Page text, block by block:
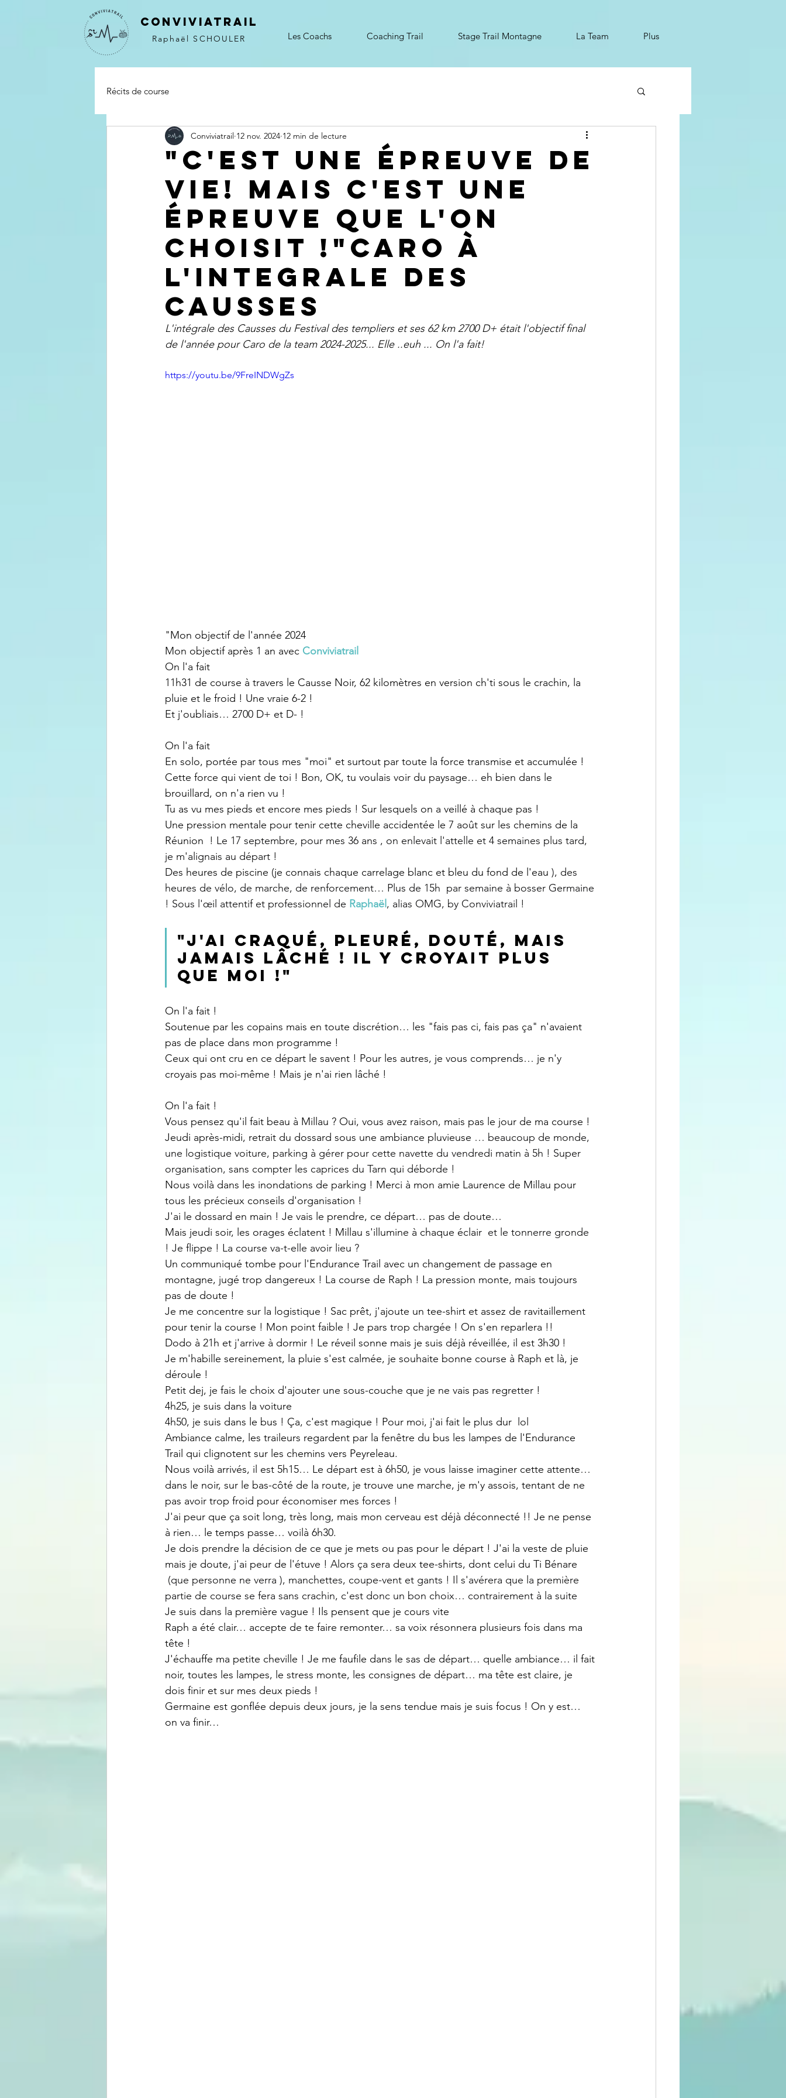
CONVIVIATRAIL
Raphaël SCHOULER Les Coachs Coaching Trail Stage Trail Montagne La Team Plus
Récits de course
"C'est une épreuve de
vie! Mais c'est une
épreuve que l'on
choisit !"caro à
l'integrale des
causses
Conviviatrail 12 nov. 2024 12 min de lecture
L'intégrale des Causses du Festival des templiers et ses 62 km 2700 D+ était l'objectif final
de l'année pour Caro de la team 2024-2025... Elle ..euh ... On l'a fait!
https://youtu.be/9FreINDWgZs
"Mon objectif de l'année 2024
Mon objectif après 1 an avec Conviviatrail
On l'a fait
11h31 de course à travers le Causse Noir, 62 kilomètres en version ch'ti sous le crachin, la
pluie et le froid ! Une vraie 6-2 !
Et j'oubliais… 2700 D+ et D- !
On l'a fait
En solo, portée par tous mes "moi" et surtout par toute la force transmise et accumulée !
Cette force qui vient de toi ! Bon, OK, tu voulais voir du paysage… eh bien dans le
brouillard, on n'a rien vu !
Tu as vu mes pieds et encore mes pieds ! Sur lesquels on a veillé à chaque pas !
Une pression mentale pour tenir cette cheville accidentée le 7 août sur les chemins de la
Réunion ! Le 17 septembre, pour mes 36 ans , on enlevait l'attelle et 4 semaines plus tard,
je m'alignais au départ !
Des heures de piscine (je connais chaque carrelage blanc et bleu du fond de l'eau ), des
heures de vélo, de marche, de renforcement… Plus de 15h  par semaine à bosser Germaine
! Sous l'œil attentif et professionnel de Raphaël , alias OMG, by Conviviatrail !
"J'ai craqué, pleuré, douté, mais
jamais lâché ! Il y croyait plus
que moi !"
On l'a fait !
Soutenue par les copains mais en toute discrétion… les "fais pas ci, fais pas ça" n'avaient
pas de place dans mon programme !
Ceux qui ont cru en ce départ le savent ! Pour les autres, je vous comprends… je n'y
croyais pas moi-même ! Mais je n'ai rien lâché !
On l'a fait !
Vous pensez qu'il fait beau à Millau ? Oui, vous avez raison, mais pas le jour de ma course !
Jeudi après-midi, retrait du dossard sous une ambiance pluvieuse … beaucoup de monde,
une logistique voiture, parking à gérer pour cette navette du vendredi matin à 5h ! Super
organisation, sans compter les caprices du Tarn qui déborde !
Nous voilà dans les inondations de parking ! Merci à mon amie Laurence de Millau pour
tous les précieux conseils d'organisation !
J'ai le dossard en main ! Je vais le prendre, ce départ… pas de doute…
Mais jeudi soir, les orages éclatent ! Millau s'illumine à chaque éclair et le tonnerre gronde
! Je flippe ! La course va-t-elle avoir lieu ?
Un communiqué tombe pour l'Endurance Trail avec un changement de passage en
montagne, jugé trop dangereux ! La course de Raph ! La pression monte, mais toujours
pas de doute !
Je me concentre sur la logistique ! Sac prêt, j'ajoute un tee-shirt et assez de ravitaillement
pour tenir la course ! Mon point faible ! Je pars trop chargée ! On s'en reparlera !!
Dodo à 21h et j'arrive à dormir ! Le réveil sonne mais je suis déjà réveillée, il est 3h30 !
Je m'habille sereinement, la pluie s'est calmée, je souhaite bonne course à Raph et là, je
déroule !
Petit dej, je fais le choix d'ajouter une sous-couche que je ne vais pas regretter !
4h25, je suis dans la voiture
4h50, je suis dans le bus ! Ça, c'est magique ! Pour moi, j'ai fait le plus dur
lol
Ambiance calme, les traileurs regardent par la fenêtre du bus les lampes de l'Endurance
Trail qui clignotent sur les chemins vers Peyreleau.
Nous voilà arrivés, il est 5h15… Le départ est à 6h50, je vous laisse imaginer cette attente…
dans le noir, sur le bas-côté de la route, je trouve une marche, je m'y assois, tentant de ne
pas avoir trop froid pour économiser mes forces !
J'ai peur que ça soit long, très long, mais mon cerveau est déjà déconnecté !! Je ne pense
à rien… le temps passe… voilà 6h30.
Je dois prendre la décision de ce que je mets ou pas pour le départ ! J'ai la veste de pluie
mais je doute, j'ai peur de l'étuve ! Alors ça sera deux tee-shirts, dont celui du Ti Bénare
(que personne ne verra ), manchettes, coupe-vent et gants ! Il s'avérera que la première
partie de course se fera sans crachin, c'est donc un bon choix… contrairement à la suite
Je suis dans la première vague ! Ils pensent que je cours vite
Raph a été clair… accepte de te faire remonter… sa voix résonnera plusieurs fois dans ma
tête !
J'échauffe ma petite cheville ! Je me faufile dans le sas de départ… quelle ambiance… il fait
noir, toutes les lampes, le stress monte, les consignes de départ… ma tête est claire, je
dois finir et sur mes deux pieds !
Germaine est gonflée depuis deux jours, je la sens tendue mais je suis focus ! On y est…
on va finir…